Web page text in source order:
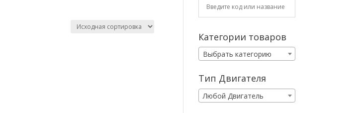
Категории товаров
Выбрать категорию
Тип Двигателя
Любой Двигатель